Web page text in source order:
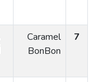
7
Caramel
BonBon